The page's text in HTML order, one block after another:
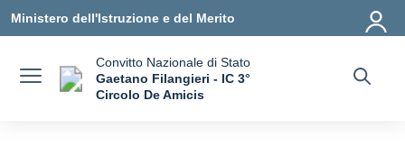
Ministero dell'Istruzione e del Merito
Convitto Nazionale di Stato
Gaetano Filangieri - IC 3°
Circolo De Amicis